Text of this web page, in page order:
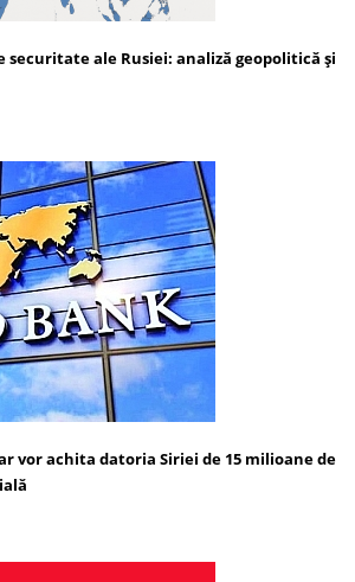
securitate ale Rusiei: analiză geopolitică și
vor achita datoria Siriei de 15 milioane de